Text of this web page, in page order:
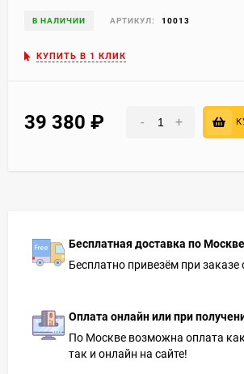
В НАЛИЧИИ АРТИКУЛ: 10013
КУПИТЬ В 1 КЛИК
39 380 - +
Бесплатная доставка по Москве
Бесплатно привезём при заказе
Оплата онлайн или при
По Москве возможна оплата
так и онлайн на сайте!